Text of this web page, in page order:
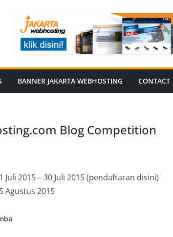
BANNER JAKARTA WEBHOSTING CONTACT
Blog Competition
2015 – 30 Juli 2015 (pendaftaran disini)
Agustus 2015